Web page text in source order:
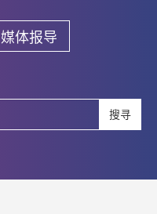
媒体报导
搜寻